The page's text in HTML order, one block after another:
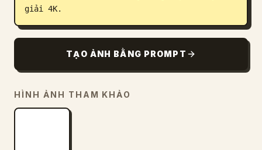
giải 4K.
TẠO ẢNH BẰNG PROMPT
HÌNH ẢNH THAM KHẢO